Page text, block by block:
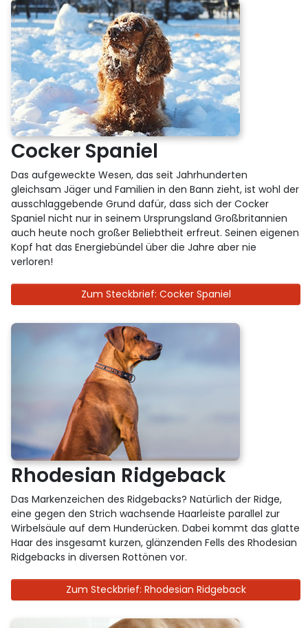
Cocker Spaniel
Das aufgeweckte Wesen, das seit Jahrhunderten
gleichsam Jäger und Familien in den Bann zieht, ist wohl der
ausschlaggebende Grund dafür, dass sich der Cocker
Spaniel nicht nur in seinem Ursprungsland Großbritannien
auch heute noch großer Beliebtheit erfreut. Seinen eigenen
Kopf hat das Energiebündel über die Jahre aber nie
verloren!
Zum Steckbrief: Cocker Spaniel
Rhodesian Ridgeback
Das Markenzeichen des Ridgebacks? Natürlich der Ridge,
eine gegen den Strich wachsende Haarleiste parallel zur
Wirbelsäule auf dem Hunderücken. Dabei kommt das glatte
Haar des insgesamt kurzen, glänzenden Fells des Rhodesian
Ridgebacks in diversen Rottönen vor.
Zum Steckbrief: Rhodesian Ridgeback